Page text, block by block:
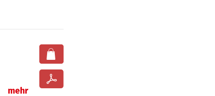
mehr